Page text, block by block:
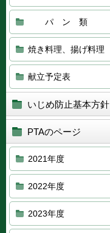
パ ン 類
焼き料理、揚げ料理
献立予定表
いじめ防止基本方針
PTAのページ
2021年度
2022年度
2023年度